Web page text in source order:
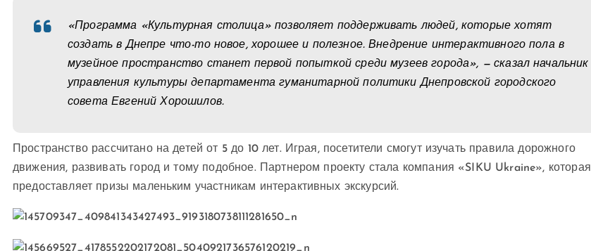
«Программа «Культурная столица» позволяет поддерживать людей, которые хотят
создать в Днепре что-то новое, хорошее и полезное. Внедрение интерактивного пола в
музейное пространство станет первой попыткой среди музеев города», — сказал начальник
управления культуры департамента гуманитарной политики Днепровской городского
совета Евгений Хорошилов.
Пространство рассчитано на детей от 5 до 10 лет. Играя, посетители смогут изучать правила дорожного
движения, развивать город и тому подобное. Партнером проекту стала компания «SIKU Ukraine», которая
предоставляет призы маленьким участникам интерактивных экскурсий.